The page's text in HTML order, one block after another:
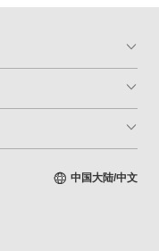
中国大陆/中文